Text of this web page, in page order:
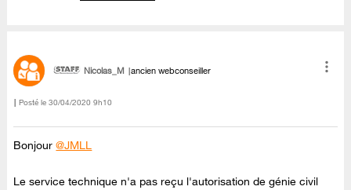
Nicolas_M ancien webconseiller
Posté le ‎30/04/2020 9h10
Bonjour@JMLL
Le service technique n'a pas reçu l'autorisation de génie civil